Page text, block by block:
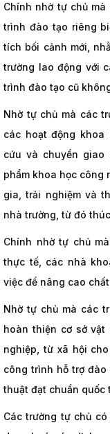
Chính nhờ tự chủ
trình đào tạo riêng
tích bối cảnh mới,
trường lao động với
trình đào tạo cũ
Nhờ tự chủ mà các
các hoạt động khoa
cứu và chuyển giao
phẩm khoa học công
gia, trải nghiệm và
nhà trường, từ đó
Chính nhờ tự chủ
thực tế, các nhà
việc để nâng cao
Nhờ tự chủ mà các
hoàn thiện cơ sở
nghiệp, từ xã hội
công trình hỗ trợ
thuật đạt chuẩn quốc
Các trường tự chủ